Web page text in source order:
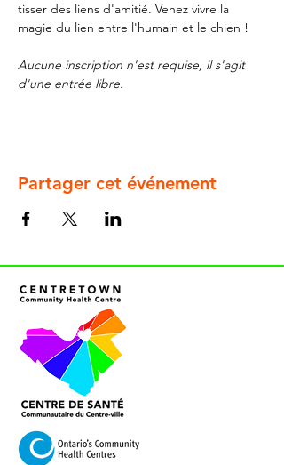
tisser des liens d'amitié. Venez vivre la
magie du lien entre l'humain et le chien !
Aucune inscription n'est requise, il s'agit
d'une entrée libre.
Partager cet événement